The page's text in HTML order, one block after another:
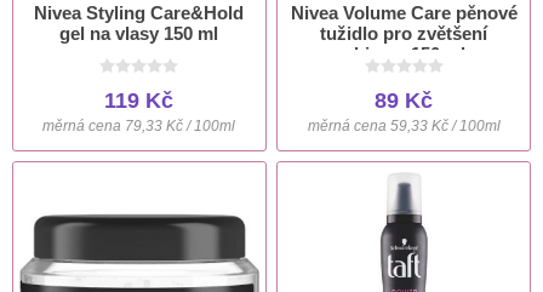
Nivea Styling Care&Hold
gel na vlasy 150 ml
119 Kč
měrná cena 79,33 Kč / 100ml
Nivea Volume Care pěnové
tužidlo pro zvětšení
objemu 150 ml
89 Kč
měrná cena 59,33 Kč / 100ml